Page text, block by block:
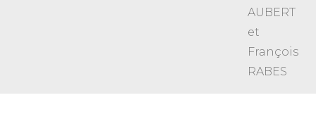
AUBERT
et
François
RABES